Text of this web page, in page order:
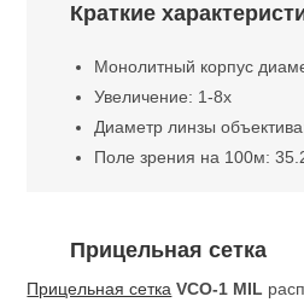
Краткие
Монолитный корпус
Увеличение: 1-8x
Диаметр линзы
Поле зрения на 100м:
Прицельная сетка
Прицельная сетка VCO-1 MIL